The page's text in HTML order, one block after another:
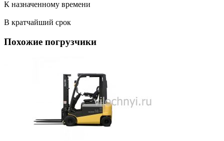
К назначенному времени
В кратчайший срок
Похожие погрузчики